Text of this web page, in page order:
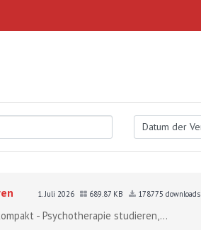
1. Juli 2026 689.87 KB 178775 downloads
- Psychotherapie studieren,...